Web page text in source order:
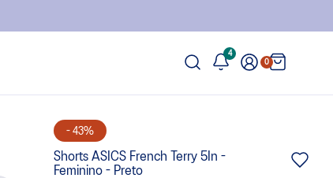
4
0
- 43%
Shorts ASICS French Terry 5In -
Feminino - Preto